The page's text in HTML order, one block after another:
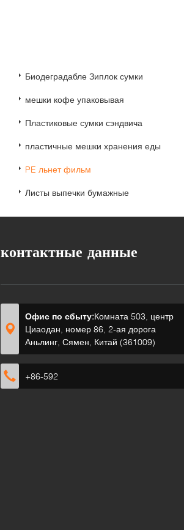
Биодеградабле Зиплок сумки
мешки кофе упаковывая
Пластиковые сумки сэндвича
пластичные мешки хранения еды
PE льнет фильм
Листы выпечки бумажные
контактные данные
Офис по сбыту:Комната 503, центр
Циаодан, номер 86, 2-ая дорога
Аньлинг, Сямен, Китай (361009)
+86-592